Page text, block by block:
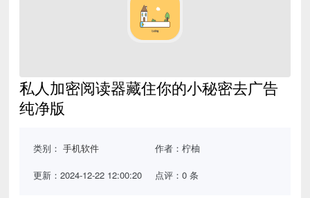
私人加密阅读器藏住你的小秘密去广告
纯净版
类别：手机软件 作者：柠柚
更新：2024-12-22 12:00:20 点评：0 条